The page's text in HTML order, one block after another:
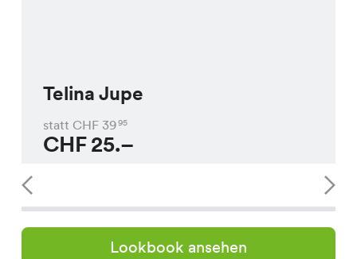
Telina Jupe
statt CHF 3995
CHF25.–
Lookbook ansehen